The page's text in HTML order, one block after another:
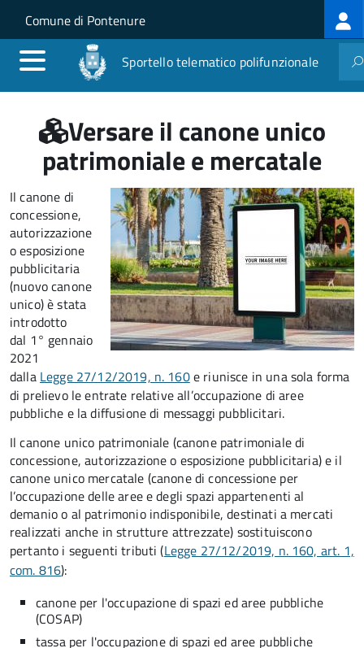
Salta al contenuto principale
Skip to site navigation
Comune di Pontenure
Sportello telematico polifunzionale
Versare il canone unico
patrimoniale e mercatale
Il canone di
concessione,
autorizzazione
o esposizione
pubblicitaria
(nuovo canone
unico) è stata
introdotto
dal 1° gennaio
2021
dalla Legge 27/12/2019, n. 160e riunisce in una sola forma
di prelievo le entrate relative all’occupazione di aree
pubbliche e la diffusione di messaggi pubblicitari.
Il canone unico patrimoniale (canone patrimoniale di
concessione, autorizzazione o esposizione pubblicitaria) e il
canone unico mercatale (canone di concessione per
l’occupazione delle aree e degli spazi appartenenti al
demanio o al patrimonio indisponibile, destinati a mercati
realizzati anche in strutture attrezzate) sostituiscono
pertanto i seguenti tributi (Legge 27/12/2019, n. 160, art. 1,
com. 816):
canone per l'occupazione di spazi ed aree pubbliche
(COSAP)
tassa per l'occupazione di spazi ed aree pubbliche